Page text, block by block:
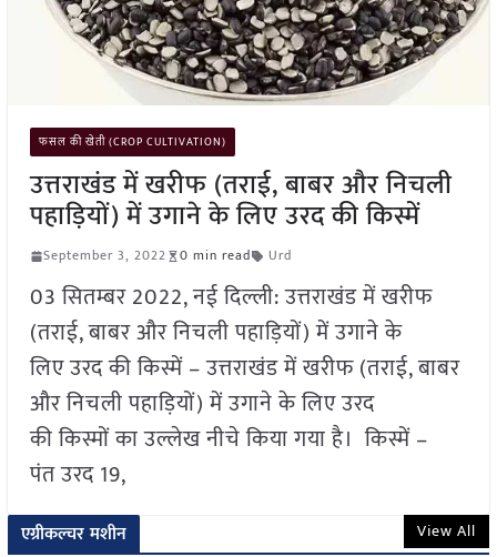
फसल की खेती (CROP CULTIVATION)
उत्तराखंड में खरीफ (तराई, बाबर और निचली
पहाड़ियों) में उगाने के लिए उरद की किस्में
September 3, 2022 0 min read Urd
03 सितम्बर 2022, नई दिल्ली: उत्तराखंड में खरीफ
(तराई, बाबर और निचली पहाड़ियों) में उगाने के
लिए उरद की किस्में – उत्तराखंड में खरीफ (तराई, बाबर
और निचली पहाड़ियों) में उगाने के लिए उरद
की किस्मों का उल्लेख नीचे किया गया है। किस्में –
पंत उरद 19,
एग्रीकल्चर मशीन View All